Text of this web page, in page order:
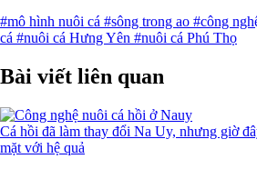
#mô hình nuôi cá #sông trong ao #công
cá #nuôi cá Hưng Yên #nuôi cá Phú Thọ
Bài viết liên quan
Cá hồi đã làm thay đổi Na Uy, nhưng giờ
mặt với hệ quả